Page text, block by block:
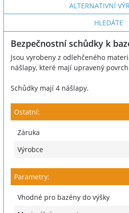
ALTERNATIVNÍ
HLEDÁTE
Bezpečnostní schůdky k
Jsou vyrobeny z odlehčeného
nášlapy, které mají upravený
Schůdky mají 4 nášlapy.
Ostatní:
Záruka
Výrobce
Parametry:
Vhodné pro bazény do výšky